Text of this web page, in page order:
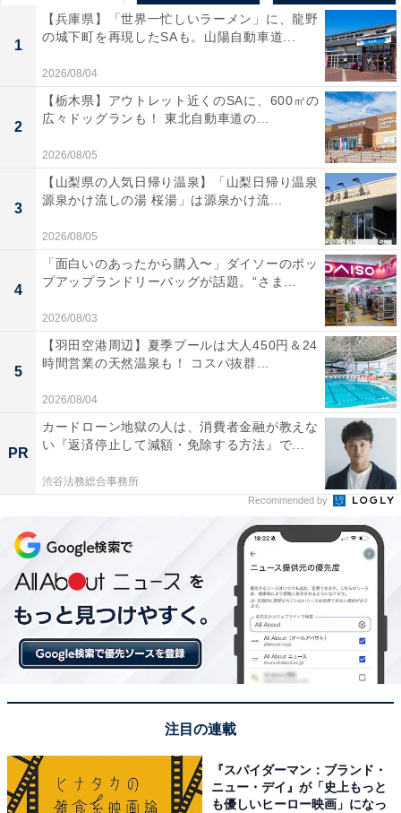
1
【兵庫県】「世界一忙しいラーメン」に、龍野
の城下町を再現したSAも。山陽自動車道...
2026/08/04
2
【栃木県】アウトレット近くのSAに、600㎡の
広々ドッグランも！ 東北自動車道の...
2026/08/05
3
【山梨県の人気日帰り温泉】「山梨日帰り温泉
源泉かけ流しの湯 桜湯」は源泉かけ流...
2026/08/05
4
「面白いのあったから購入〜」ダイソーのポッ
プアップランドリーバッグが話題。“さま...
2026/08/03
5
【羽田空港周辺】夏季プールは大人450円＆24
時間営業の天然温泉も！ コスパ抜群...
2026/08/04
PR
カードローン地獄の人は、消費者金融が教えな
い『返済停止して減額・免除する方法』で...
渋谷法務総合事務所
Recommended by
注目の連載
『スパイダーマン：ブランド・
ニュー・デイ』が「史上もっと
も優しいヒーロー映画」になっ